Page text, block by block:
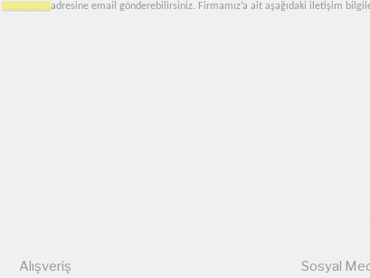
………………..adresine email gönderebilirsiniz. Firmamız’a ait aşağıdaki iletişim
Alışveriş Sosyal